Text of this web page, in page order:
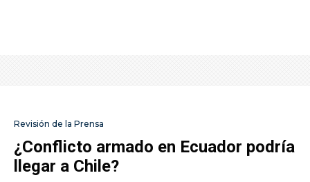
Revisión de la Prensa
¿Conflicto armado en Ecuador podría
llegar a Chile?